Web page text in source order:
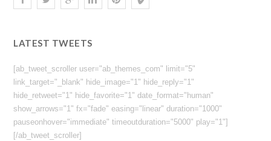
LATEST TWEETS
[ab_tweet_scroller user="ab_themes_com" limit="5"
link_target="_blank" hide_image="1" hide_reply="1"
hide_retweet="1" hide_favorite="1" date_format="human"
show_arrows="1" fx="fade" easing="linear" duration="1000"
pauseonhover="immediate" timeoutduration="5000" play="1"]
[/ab_tweet_scroller]